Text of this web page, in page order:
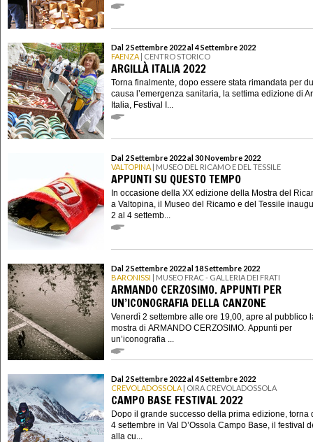
Dal 2 Settembre 2022 al 4 Settembre 2022
FAENZA | CENTRO STORICO
ARGILLÀ ITALIA 2022
Torna finalmente, dopo essere stata rimandata per
causa l’emergenza sanitaria, la settima edizione di
Italia, Festival I...
Dal 2 Settembre 2022 al 30 Novembre 2022
VALTOPINA | MUSEO DEL RICAMO E DEL TESSILE
APPUNTI SU QUESTO TEMPO
In occasione della XX edizione della Mostra del
a Valtopina, il Museo del Ricamo e del Tessile
2 al 4 settemb...
Dal 2 Settembre 2022 al 18 Settembre 2022
BARONISSI | MUSEO FRAC - GALLERIA DEI FRATI
ARMANDO CERZOSIMO. APPUNTI PER
UN’ICONOGRAFIA DELLA CANZONE
Venerdì 2 settembre alle ore 19,00, apre al pubblico
mostra di ARMANDO CERZOSIMO. Appunti per
un’iconografia ...
Dal 2 Settembre 2022 al 4 Settembre 2022
CREVOLADOSSOLA | OIRA CREVOLADOSSOLA
CAMPO BASE FESTIVAL 2022
Dopo il grande successo della prima edizione, torna
4 settembre in Val D’Ossola Campo Base, il festival
alla cu...